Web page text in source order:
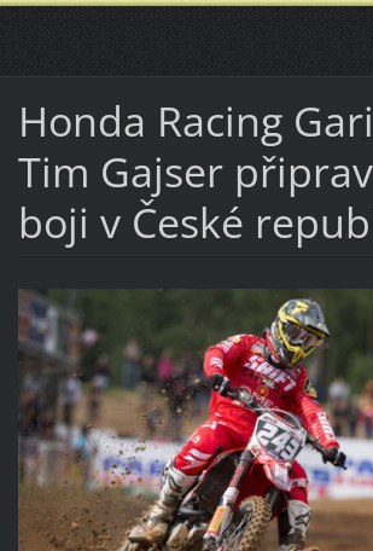
Honda Racing
Tim Gajser
boji v České